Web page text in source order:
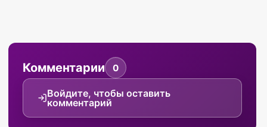
Комментарии 0
Войдите, чтобы оставить
комментарий